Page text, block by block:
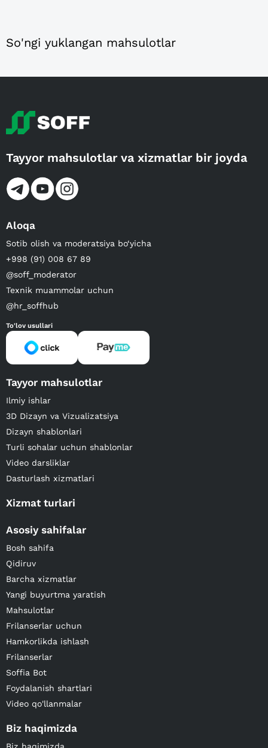
So'ngi yuklangan mahsulotlar
Tayyor mahsulotlar va xizmatlar bir joyda
Aloqa
Sotib olish va moderatsiya bo‘yicha
+998 (91) 008 67 89
@soff_moderator
Texnik muammolar uchun
@hr_soffhub
To'lov usullari
Tayyor mahsulotlar
Ilmiy ishlar
3D Dizayn va Vizualizatsiya
Dizayn shablonlari
Turli sohalar uchun shablonlar
Video darsliklar
Dasturlash xizmatlari
Xizmat turlari
Asosiy sahifalar
Bosh sahifa
Qidiruv
Barcha xizmatlar
Yangi buyurtma yaratish
Mahsulotlar
Frilanserlar uchun
Hamkorlikda ishlash
Frilanserlar
Soffia Bot
Foydalanish shartlari
Video qo'llanmalar
Biz haqimizda